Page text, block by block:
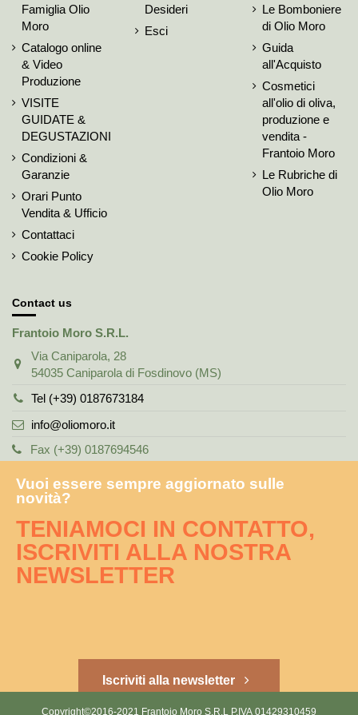
Famiglia Olio
Moro
Catalogo online
& Video
Produzione
VISITE
GUIDATE &
DEGUSTAZIONI
Condizioni &
Garanzie
Orari Punto
Vendita & Ufficio
Contattaci
Cookie Policy
Desideri
Esci
Le Bomboniere
di Olio Moro
Guida
all'Acquisto
Cosmetici
all'olio di oliva,
produzione e
vendita -
Frantoio Moro
Le Rubriche di
Olio Moro
Contact us
Frantoio Moro S.R.L.
Via Caniparola, 28
54035 Caniparola di Fosdinovo (MS)
Tel (+39) 0187673184
info@oliomoro.it
Fax (+39) 0187694546
Vuoi essere sempre aggiornato sulle
novità?
TENIAMOCI IN CONTATTO,
ISCRIVITI ALLA NOSTRA
NEWSLETTER
Iscriviti alla newsletter
Copyright©2016-2021 Frantoio Moro S.R.L P.IVA 01429310459